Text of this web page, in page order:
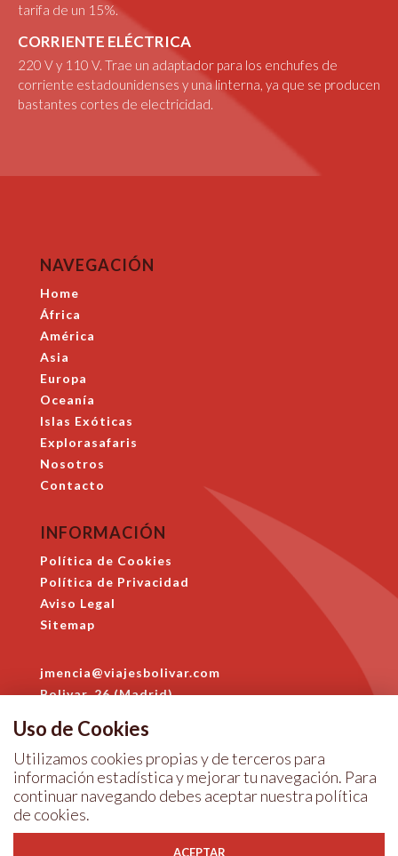
tarifa de un 15%.
CORRIENTE ELÉCTRICA
220 V y 110 V. Trae un adaptador para los enchufes de
corriente estadounidenses y una linterna, ya que se producen
bastantes cortes de electricidad.
NAVEGACIÓN
Home
África
América
Asia
Europa
Oceanía
Islas Exóticas
Explorasafaris
Nosotros
Contacto
INFORMACIÓN
Política de Cookies
Política de Privacidad
Aviso Legal
Sitemap
jmencia@viajesbolivar.com
Bolivar, 26 (Madrid)
Uso de Cookies
Utilizamos cookies propias y de terceros para
información estadística y mejorar tu navegación. Para
continuar navegando debes aceptar nuestra política
de cookies.
ACEPTAR